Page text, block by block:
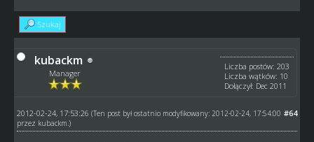
Szukaj
kubackm
Manager
Liczba postów: 203
Liczba wątków: 10
Dołączył: Dec 2011
#64
2012-02-24, 17:53:26 (Ten post był ostatnio modyfikowany: 2012-02-24, 17:54:00
przez kubackm.)